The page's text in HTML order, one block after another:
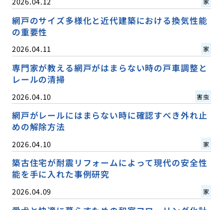
網戸のサイズ多様化と近代建築における換気性能
の重要性
2026.04.11 家
専門家が教える網戸がはまらない時の戸車調整と
レールの清掃
2026.04.10 害虫
網戸がレールにはまらない時に確認すべき外れ止
めの解除方法
2026.04.10 家
築古住宅が耐震リフォームによって現代の安全性
能を手に入れた事例研究
2026.04.09 家